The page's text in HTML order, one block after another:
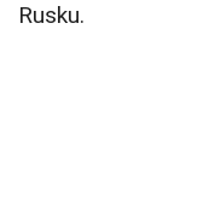
Rusku.